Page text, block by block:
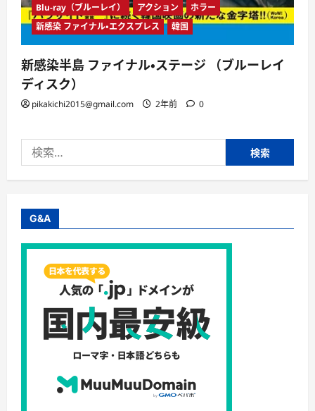
Blu-ray（ブルーレイ） アクション
ホラー
新感染 ファイナル・エクスプレス
韓国
新感染半島 ファイナル・ステージ （ブルーレイ
ディスク）
pikakichi2015@gmail.com 2年前 0
索:
G&A